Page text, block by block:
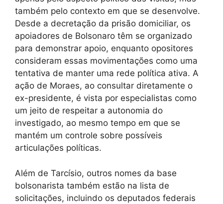
também pelo contexto em que se desenvolve.
Desde a decretação da prisão domiciliar, os
apoiadores de Bolsonaro têm se organizado
para demonstrar apoio, enquanto opositores
consideram essas movimentações como uma
tentativa de manter uma rede política ativa. A
ação de Moraes, ao consultar diretamente o
ex-presidente, é vista por especialistas como
um jeito de respeitar a autonomia do
investigado, ao mesmo tempo em que se
mantém um controle sobre possíveis
articulações políticas.
Além de Tarcísio, outros nomes da base
bolsonarista também estão na lista de
solicitações, incluindo os deputados federais